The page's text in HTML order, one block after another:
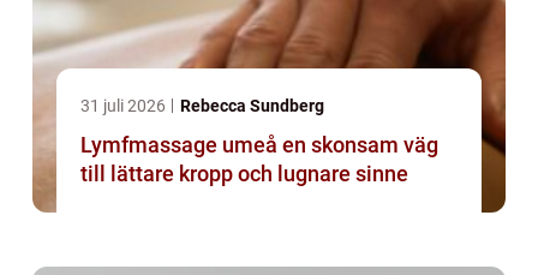
31 juli 2026 Rebecca Sundberg
Lymfmassage umeå en skonsam väg
till lättare kropp och lugnare sinne